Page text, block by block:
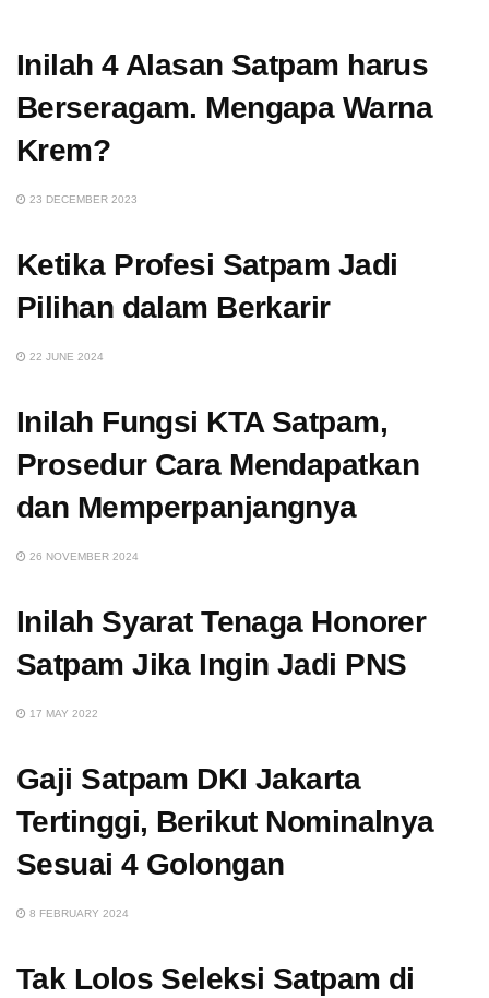
Inilah 4 Alasan Satpam harus
Berseragam. Mengapa Warna
Krem?
23 DECEMBER 2023
Ketika Profesi Satpam Jadi
Pilihan dalam Berkarir
22 JUNE 2024
Inilah Fungsi KTA Satpam,
Prosedur Cara Mendapatkan
dan Memperpanjangnya
26 NOVEMBER 2024
Inilah Syarat Tenaga Honorer
Satpam Jika Ingin Jadi PNS
17 MAY 2022
Gaji Satpam DKI Jakarta
Tertinggi, Berikut Nominalnya
Sesuai 4 Golongan
8 FEBRUARY 2024
Tak Lolos Seleksi Satpam di